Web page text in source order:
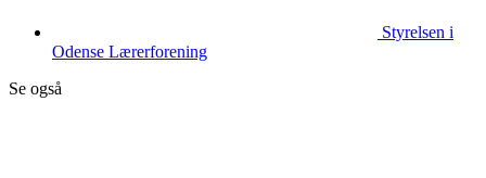
Styrelsen i
Odense Lærerforening
Se også